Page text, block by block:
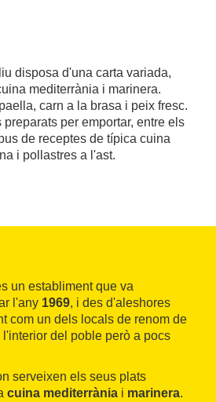
disposa d'una carta variada,
mediterrània i marinera.
carn a la brasa i peix fresc.
per emportar, entre els
de receptes de típica cuina
i pollastres a l'ast.
un establiment que va
l'any 1969, i des d'aleshores
com un dels locals de renom de
l'interior del poble però a pocs
serveixen els seus plats
cuina mediterrània i marinera.